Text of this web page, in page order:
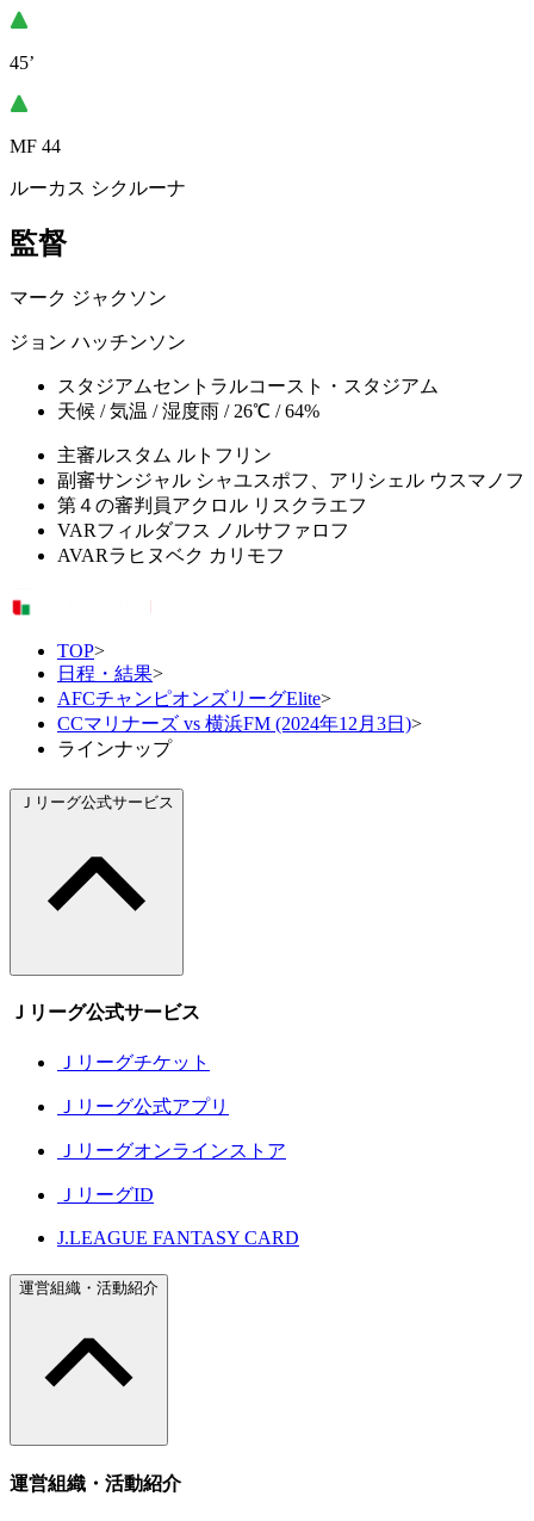
45’
MF 44
ルーカス シクルーナ
監督
マーク ジャクソン
ジョン ハッチンソン
スタジアムセントラルコースト・スタジアム
天候 / 気温 / 湿度雨 / 26℃ / 64%
主審ルスタム ルトフリン
副審サンジャル シャユスポフ、アリシェル ウスマノフ
第４の審判員アクロル リスクラエフ
VARフィルダフス ノルサファロフ
AVARラヒヌベク カリモフ
TOP>
日程・結果>
AFCチャンピオンズリーグElite>
CCマリナーズ vs 横浜FM (2024年12月3日)>
ラインナップ
Ｊリーグ公式サービス
Ｊリーグ公式サービス
Ｊリーグチケット
Ｊリーグ公式アプリ
Ｊリーグオンラインストア
ＪリーグID
J.LEAGUE FANTASY CARD
運営組織・活動紹介
運営組織・活動紹介